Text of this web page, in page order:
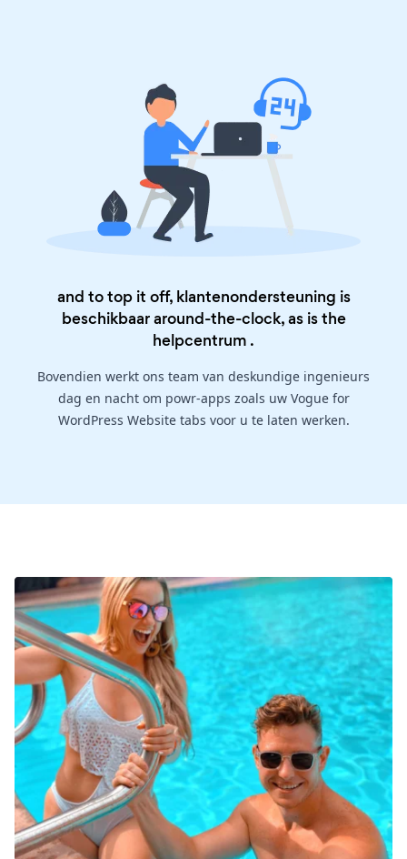
and to top it off, klantenondersteuning is
beschikbaar around-the-clock, as is the
helpcentrum .
Bovendien werkt ons team van deskundige ingenieurs
dag en nacht om powr-apps zoals uw Vogue for
WordPress Website tabs voor u te laten werken.